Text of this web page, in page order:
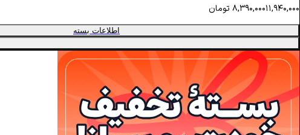
۱۱,۹۴۰,۰۰۰۸,۳۹۰,۰۰۰ تومان
اطلاعات بسته